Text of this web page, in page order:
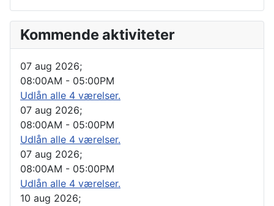
Kommende aktiviteter
07 aug 2026;
08:00AM - 05:00PM
Udlån alle 4 værelser.
07 aug 2026;
08:00AM - 05:00PM
Udlån alle 4 værelser.
07 aug 2026;
08:00AM - 05:00PM
Udlån alle 4 værelser.
10 aug 2026;